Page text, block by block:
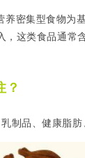
密集型食物
这类食品通
？
制品、健康脂